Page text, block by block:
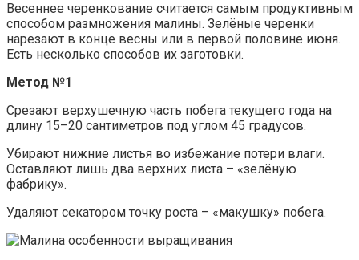
Весеннее черенкование считается самым продуктивным
способом размножения малины. Зелёные черенки
нарезают в конце весны или в первой половине июня.
Есть несколько способов их заготовки.
Метод №1
Срезают верхушечную часть побега текущего года на
длину 15–20 сантиметров под углом 45 градусов.
Убирают нижние листья во избежание потери влаги.
Оставляют лишь два верхних листа – «зелёную
фабрику».
Удаляют секатором точку роста – «макушку» побега.